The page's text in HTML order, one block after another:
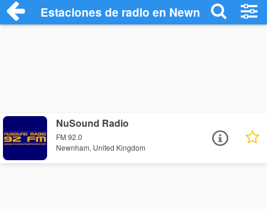
Estaciones de radio en Newnham -
NuSound Radio
FM 92.0
Newnham, United Kingdom